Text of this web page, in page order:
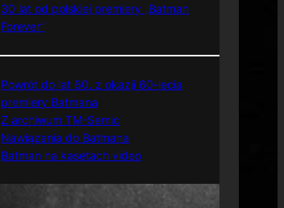
30 lat od polskiej premiery „Batman
Forever”
Powrót do lat 60. z okazji 60-lecia
premiery Batmana
Z archiwum TM-Semic
Nawiązania do Batmana
Batman na kasetach video